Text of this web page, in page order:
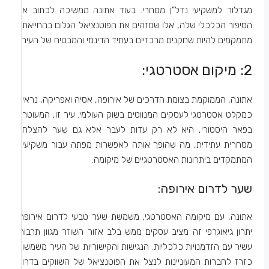
מגדלור למשקיעי נדל”ן מסחרי. בעוד אתונה ממשיכה לכתוב את
הסיפור הכלכלי שלה, אלו שמזהים את הפוטנציאל הגלום בהחייאתה
מתמקמים להיות שחקנים מרכזיים בעתיד הדינמי והמבטיח של העיר.
2: מיקום אסטרטגי:
אתונה, הממוקמת בצומת הדרכים של אירופה, אסיה ואפריקה, נראית
כמקלט אסטרטגי לעסקים המנווטים בשוק העולמי. עיר זו, המעוטרת
בפאר היסטורי, היא לא רק עדות לעבר אלא גם שער להצלחה
מסחרית עתידית, מה שהופך אותה לאפשרות מפתה עבור משקיעים
המתמקדים ביתרונות האסטרטגיים של מיקומה.
שער לדרום אירופה:
אתונה, עם מיקומה האסטרטגי, משמשת שער טבעי לדרום אירופה.
יתרון גיאוגרפי זה מציב עסקים ממש בלב אזור השוזר מגוון תרבותי
עשיר עם הזדמנויות כלכליות. הנגישות והקישוריות של העיר משמשות
כזרז לחברות המעוניינות לנצל את הפוטנציאל של השווקים בדרום